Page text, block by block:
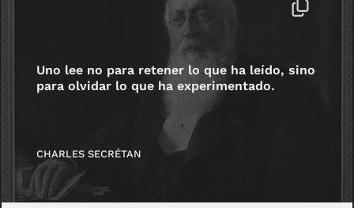
Uno lee no para retener lo que ha leído, sino
para olvidar lo que ha experimentado.
CHARLES SECRÉTAN